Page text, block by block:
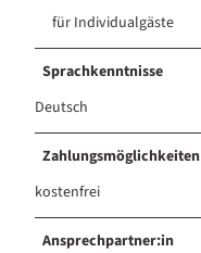
für Individualgäste
Sprachkenntnisse
Deutsch
Zahlungsmöglichkeiten
kostenfrei
Ansprechpartner:in